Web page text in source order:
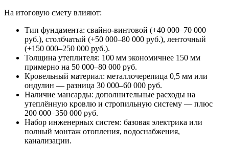
На итоговую смету влияют:
Тип фундамента: свайно-винтовой (+40 000–70 000
руб.), столбчатый (+50 000–80 000 руб.), ленточный
(+150 000–250 000 руб.).
Толщина утеплителя: 100 мм экономичнее 150 мм
примерно на 50 000–80 000 руб.
Кровельный материал: металлочерепица 0,5 мм или
ондулин — разница 30 000–60 000 руб.
Наличие мансарды: дополнительные расходы на
утеплённую кровлю и стропильную систему — плюс
200 000–350 000 руб.
Набор инженерных систем: базовая электрика или
полный монтаж отопления, водоснабжения,
канализации.